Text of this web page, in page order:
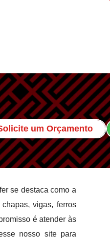
um Orçamento
se destaca como a
vigas, ferros
é atender às
nosso site para